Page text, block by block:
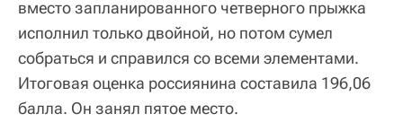
вместо запланированного четверного прыжка
исполнил только двойной, но потом сумел
собраться и справился со всеми элементами.
Итоговая оценка россиянина составила 196,06
балла. Он занял пятое место.